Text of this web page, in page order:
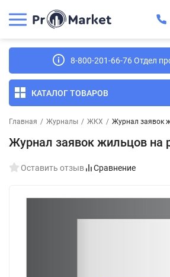
8-800-201-66-76 Отдел
КАТАЛОГ ТОВАРОВ
Главная / Журналы / ЖКХ / Журнал заявок
Журнал заявок жильцов на
Оставить отзыв Сравнение